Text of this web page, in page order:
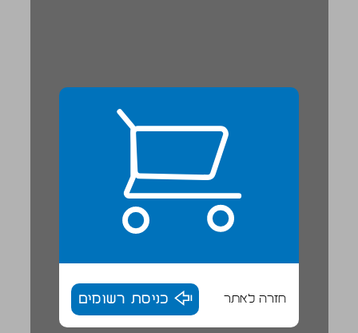
חזרה לאתר כניסת רשומים